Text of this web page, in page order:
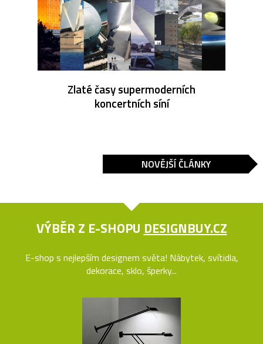
Zlaté časy supermoderních
koncertních síní
NOVĚJŠÍ ČLÁNKY
VÝBĚR Z E-SHOPU DESIGNBUY.CZ
E-shop s nejlepším designem světa! Nábytek, svítidla,
dekorace, sklo, šperky...